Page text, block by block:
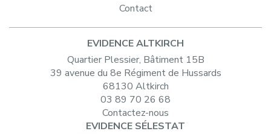
Contact
EVIDENCE ALTKIRCH
Quartier Plessier, Bâtiment 15B
39 avenue du 8e Régiment de Hussards
68130 Altkirch
03 89 70 26 68
Contactez-nous
EVIDENCE SÉLESTAT